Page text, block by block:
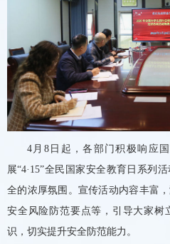
4月8日起 ，各部门积极响应
展“4·15”全民国家安全教育日 系列 活
全的浓厚氛围 。宣传活动内容丰富
安全风险防范要点等，引导大家树
识，切实提升安全防范能力。